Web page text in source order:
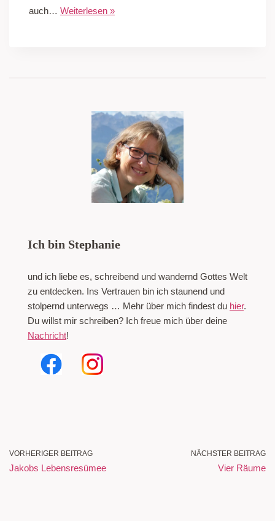
auch… Weiterlesen »
Ich bin Stephanie
und ich liebe es, schreibend und wandernd Gottes Welt
zu entdecken. Ins Vertrauen bin ich staunend und
stolpernd unterwegs … Mehr über mich findest du hier.
Du willst mir schreiben? Ich freue mich über deine
Nachricht!
VORHERIGER BEITRAG
Jakobs Lebensresümee
NÄCHSTER BEITRAG
Vier Räume